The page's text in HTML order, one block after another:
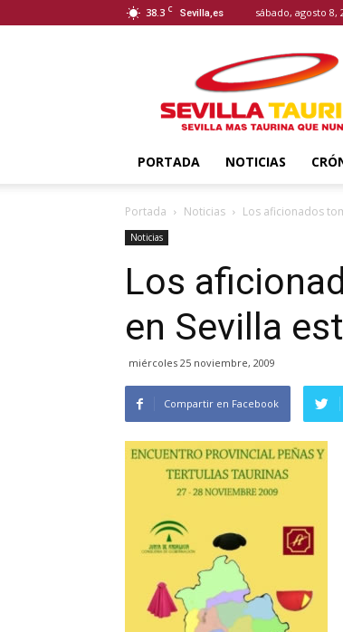
38.3 C Sevilla,es sábado, agosto 8,
Taurina
PORTADA NOTICIAS
Portada Noticias Los aficionados
Noticias
Los
en Sevilla
miércoles 25 noviembre, 2009
Compartir en Facebook